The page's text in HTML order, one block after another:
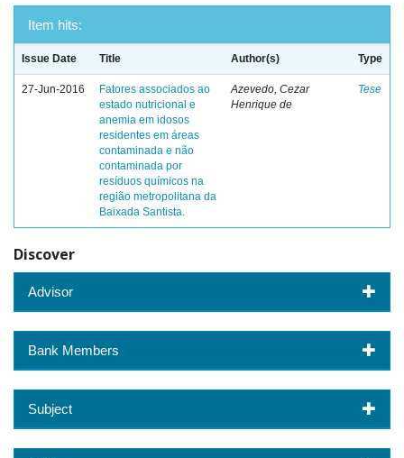
Item hits:
Issue Date Title Author(s) Type
27-Jun-2016
Fatores associados ao
estado nutricional e
anemia em idosos
residentes em áreas
contaminada e não
contaminada por
resíduos químicos na
região metropolitana da
Baixada Santista.
Azevedo, Cezar
Henrique de
Tese
Discover
Advisor
Bank Members
Subject